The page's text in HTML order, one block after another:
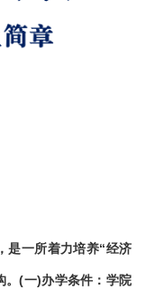
是一所着力培养“经济
。(一)办学条件：学院